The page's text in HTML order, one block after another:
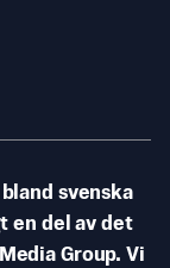
svenska
en del av det
Group. Vi